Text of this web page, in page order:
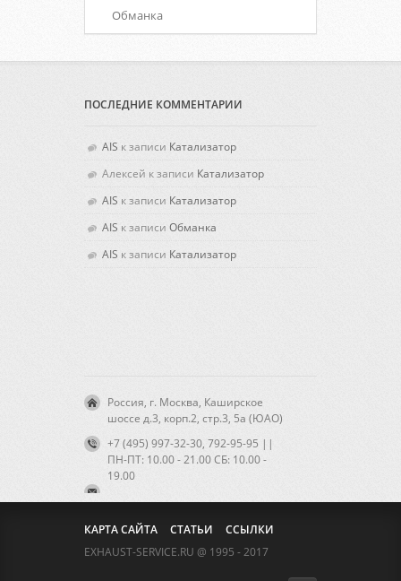
Обманка
ПОСЛЕДНИЕ КОММЕНТАРИИ
AIS к записи Катализатор
Алексей к записи Катализатор
AIS к записи Катализатор
AIS к записи Обманка
AIS к записи Катализатор
Россия, г. Москва, Каширское
шоссе д.3, корп.2, стр.3, 5а (ЮАО)
+7 (495) 997-32-30, 792-95-95 ||
ПН-ПТ: 10.00 - 21.00 CБ: 10.00 -
19.00
КАРТА САЙТА СТАТЬИ
ССЫЛКИ
EXHAUST-SERVICE.RU @ 1995 - 2017